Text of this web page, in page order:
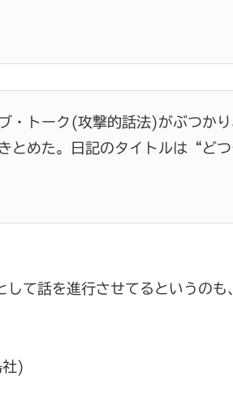
・トーク(攻撃的話法)がぶつか
とめた。日記のタイトルは“ど
て話を進行させてるというの
)